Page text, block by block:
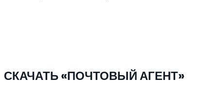
СКАЧАТЬ «ПОЧТОВЫЙ АГЕНТ»